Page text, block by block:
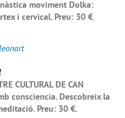
moviment Dolka:
i cervical. Preu: 30 €
CULTURAL DE CAN
consciencia. Descobreix la
Preu: 30 €.